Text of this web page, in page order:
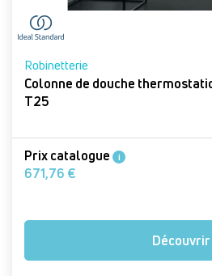
Robinetterie
Colonne de douche thermostatique noir
T25
Prix catalogue i
671,76 €
Découvrir